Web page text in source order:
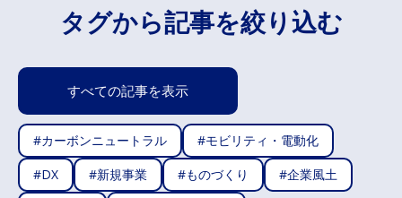
タグから記事を絞り込む
すべての記事を表示
#カーボンニュートラル
#モビリティ・電動化
#DX
#新規事業 #ものづくり
#企業風土